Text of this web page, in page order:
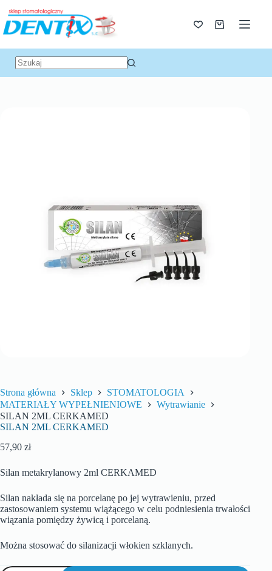
Strona główna Sklep
STOMATOLOGIA
MATERIAŁY WYPEŁNIENIOWE
Wytrawianie
SILAN 2ML CERKAMED
SILAN 2ML CERKAMED
57,90 zł
Silan metakrylanowy 2ml CERKAMED
Silan nakłada się na porcelanę po jej wytrawieniu, przed
zastosowaniem systemu wiążącego w celu podniesienia trwałości
wiązania pomiędzy żywicą i porcelaną.
Można stosować do silanizacji włokien szklanych.